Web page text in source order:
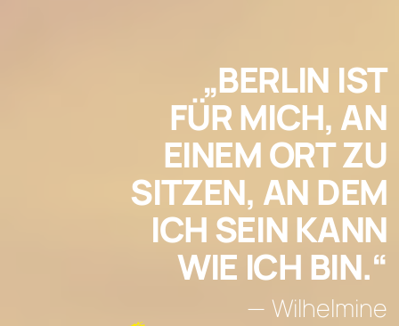
BERLIN IST
FÜR MICH, AN
EINEM ORT ZU
SITZEN, AN DEM
ICH SEIN KANN
WIE ICH BIN.
— Wilhelmine